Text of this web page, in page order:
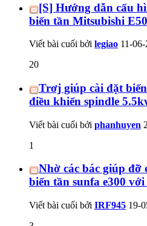
[S] Hướng dẫn cấu
biến tần Mitsubishi
Viết bài cuối bởi legiao 11-
20
Trơj giúp cài đặt
điều khiển spindle
Viết bài cuối bởi phanhuyen
1
Nhờ các bác giúp đỡ
biến tần sunfa e300
Viết bài cuối bởi IRF945 19-